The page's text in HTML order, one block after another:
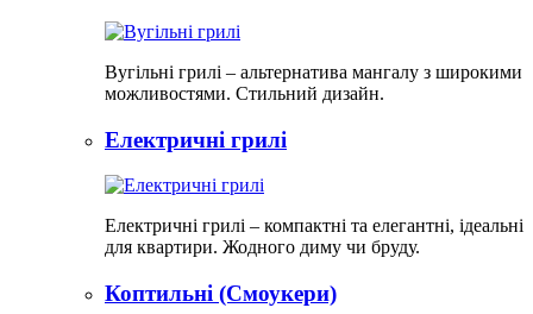
Вугільні грилі – альтернатива мангалу з широкими
можливостями. Стильний дизайн.
Електричні грилі
Електричні грилі – компактні та елегантні, ідеальні
для квартири. Жодного диму чи бруду.​
Коптильні (Смоукери)